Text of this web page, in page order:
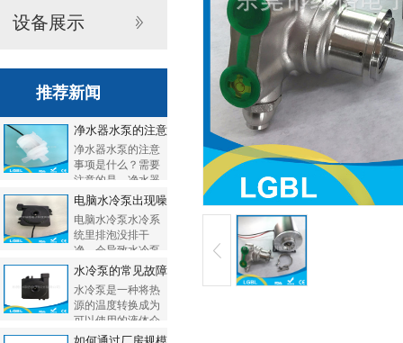
设备展示
推荐新闻
净水器水泵的注意事项是什么？...
净水器水泵的注意
事项是什么？需要
注意的是，净水器
水泵...
电脑水冷泵出现噪音的原因和解决...
电脑水冷泵水冷系
统里排泡没排干
净，会导致水冷泵
运行时...
水冷泵是一种将热
源的温度转换成为
可以使用的液体介
质...